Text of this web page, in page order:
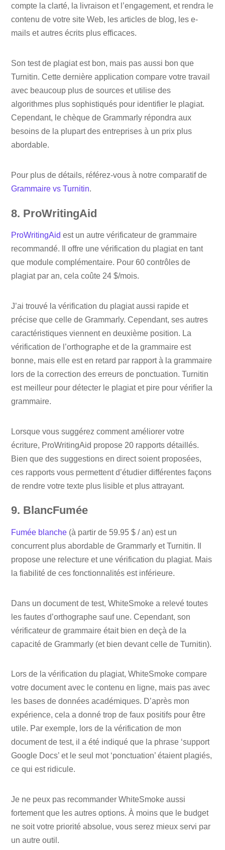
compte la clarté, la livraison et l’engagement, et rendra le
contenu de votre site Web, les articles de blog, les e-
mails et autres écrits plus efficaces.
Son test de plagiat est bon, mais pas aussi bon que
Turnitin. Cette dernière application compare votre travail
avec beaucoup plus de sources et utilise des
algorithmes plus sophistiqués pour identifier le plagiat.
Cependant, le chèque de Grammarly répondra aux
besoins de la plupart des entreprises à un prix plus
abordable.
Pour plus de détails, référez-vous à notre comparatif de
Grammaire vs Turnitin.
8. ProWritingAid
ProWritingAid est un autre vérificateur de grammaire
recommandé. Il offre une vérification du plagiat en tant
que module complémentaire. Pour 60 contrôles de
plagiat par an, cela coûte 24 $/mois.
J’ai trouvé la vérification du plagiat aussi rapide et
précise que celle de Grammarly. Cependant, ses autres
caractéristiques viennent en deuxième position. La
vérification de l’orthographe et de la grammaire est
bonne, mais elle est en retard par rapport à la grammaire
lors de la correction des erreurs de ponctuation. Turnitin
est meilleur pour détecter le plagiat et pire pour vérifier la
grammaire.
Lorsque vous suggérez comment améliorer votre
écriture, ProWritingAid propose 20 rapports détaillés.
Bien que des suggestions en direct soient proposées,
ces rapports vous permettent d’étudier différentes façons
de rendre votre texte plus lisible et plus attrayant.
9. BlancFumée
Fumée blanche (à partir de 59.95 $ / an) est un
concurrent plus abordable de Grammarly et Turnitin. Il
propose une relecture et une vérification du plagiat. Mais
la fiabilité de ces fonctionnalités est inférieure.
Dans un document de test, WhiteSmoke a relevé toutes
les fautes d’orthographe sauf une. Cependant, son
vérificateur de grammaire était bien en deçà de la
capacité de Grammarly (et bien devant celle de Turnitin).
Lors de la vérification du plagiat, WhiteSmoke compare
votre document avec le contenu en ligne, mais pas avec
les bases de données académiques. D’après mon
expérience, cela a donné trop de faux positifs pour être
utile. Par exemple, lors de la vérification de mon
document de test, il a été indiqué que la phrase ‘support
Google Docs’ et le seul mot ‘ponctuation’ étaient plagiés,
ce qui est ridicule.
Je ne peux pas recommander WhiteSmoke aussi
fortement que les autres options. À moins que le budget
ne soit votre priorité absolue, vous serez mieux servi par
un autre outil.